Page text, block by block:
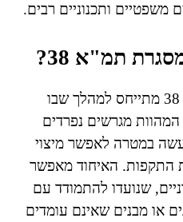
משפטיים ותכנוניים רבים.
תמ"א 38?
איחוד חלקות במסגרת תמ"א 38 מתייחס למהלך שבו
מגרשים נפרדים
במטרה לאפשר מיצוי
התקפות. האיחוד מאפשר
שנועדו להתמודד עם
או מבנים שאינם עומדים